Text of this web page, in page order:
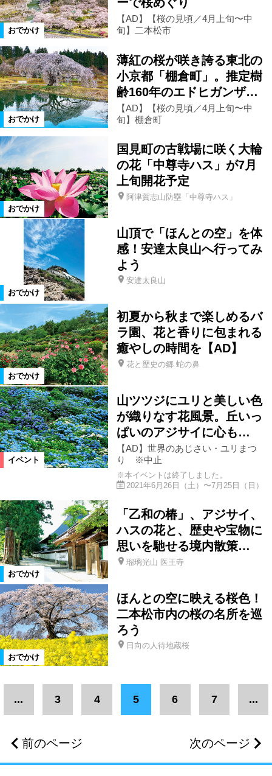
小野町 鮫川村 米沢市
西郷村 仙台市 中島村
栃木県 茨城県 高畠町
那須郡那須町 福島市郊外
那須塩原市 浅川町
カテゴリ
特産品 アウトドア 温泉
花スポット 公園 体験
史跡名勝 遊園地 テーマパーク
水族館 街歩き グルメ
カフェ ランチ アート
博物館 美術館 見学 日帰り
ドライブ 家族・子連れ
スキー・スノボ デート 道の駅
絞り込む
おでかけ
【AD】【桜の見頃／4月上旬〜中
旬】二本松市
おでかけ
薄紅の桜が咲き誇る東北の
小京都「棚倉町」。推定樹
齢160年のエドヒガンザ…
【AD】【桜の見頃／4月上旬〜中
旬】棚倉町
おでかけ
国見町の古戦場に咲く大輪
の花「中尊寺ハス」が7月
上旬開花予定
阿津賀志山防塁「中尊寺ハス」
おでかけ
山頂で「ほんとの空」を体
感！安達太良山へ行ってみ
よう
安達太良山
おでかけ
初夏から秋まで楽しめるバ
ラ園、花と香りに包まれる
癒やしの時間を【AD】
花と歴史の郷 蛇の鼻
イベント
山ツツジにユリと美しい色
が織りなす花風景。丘いっ
ぱいのアジサイに心も…
【AD】世界のあじさい・ユリまつ
り ※中止
※本イベントは終了しました。
2021年6月26日（土）〜7月25日（日）
おでかけ
「乙和の椿」、アジサイ、
ハスの花と、歴史や宝物に
思いを馳せる境内散策…
瑠璃光山 医王寺
おでかけ
ほんとの空に映える桜色！
二本松市内の桜の名所を巡
ろう
日向の人待地蔵桜
前のページ
... 3 4 5 6 7 ...
次のページ